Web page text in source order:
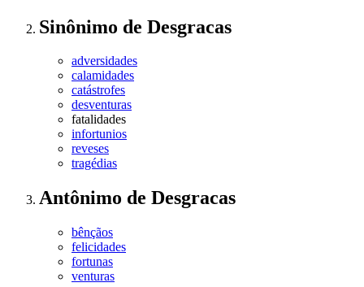
Sinônimo de Desgracas
adversidades
calamidades
catástrofes
desventuras
fatalidades
infortunios
reveses
tragédias
Antônimo de Desgracas
bênçãos
felicidades
fortunas
venturas